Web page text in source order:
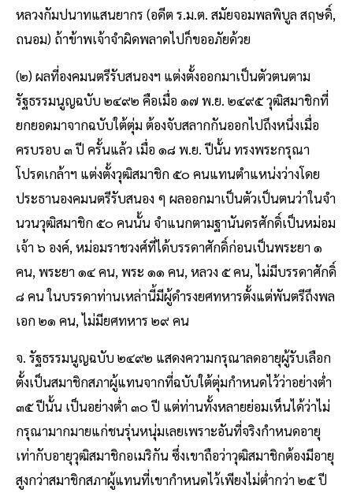
หลวงกัมปนาทแสนยากร (อดีต ร.ม.ต. สมัยจอมพลพิบูล สฤษดิ์,
ถนอม) ถ้าข้าพเจ้าจําผิดพลาดไปก็ขออภัยด้วย
(๒) ผลที่องคมนตรีรับสนองฯ แต่งตั้งออกมาเป็นตัวตนตาม
รัฐธรรมนูญฉบับ ๒๔๙๒ คือเมื่อ ๑๗ พ.ย. ๒๔๙๕ วุฒิสมาชิกที่
ยกยอดมาจากฉบับใต้ตุ่ม ต้องจับสลากกันออกไปถึงหนึ่งเมื่อ
ครบรอบ ๓ ปี ครั้นแล้ว เมื่อ ๑๘ พ.ย. ปีนั้น ทรงพระกรุณา
โปรดเกล้าฯ แต่งตั้งวุฒิสมาชิก ๕๐ คนแทนตําแหน่งว่างโดย
ประธานองคมนตรีรับสนอง ๆ ผลออกมาเป็นตัวเป็นตนว่าในจํา
นวนวุฒิสมาชิก ๕๐ คนนั้น จําแนกตามฐานันดรศักดิ์เป็นหม่อม
เจ้า ๖ องค์, หม่อมราชวงศ์ที่ได้บรรดาศักดิ์ก่อนเป็นพระยา ๑
คน, พระยา ๑๔ คน, พระ ๑๑ คน, หลวง ๕ คน, ไม่มีบรรดาศักดิ์
๘ คน ในบรรดาท่านเหล่านี้มีผู้ดํารงยศทหารตั้งแต่พันตรีถึงพล
เอก ๒๑ คน, ไม่มียศทหาร ๒๙ คน
จ. รัฐธรรมนูญฉบับ ๒๔๙๒ แสดงความกรุณาลดอายุผู้รับเลือก
ตั้งเป็นสมาชิกสภาผู้แทนจากที่ฉบับใต้ตุ่มกําหนดไว้ว่าอย่างต่ํา
๓๕ ปีนั้น เป็นอย่างต่ํา ๓๐ ปี แต่ท่านทั้งหลายย่อมเห็นได้ว่าไม่
กรุณามากมายแก่ชนรุ่นหนุ่มเลยเพราะอันที่จริงกําหนดอายุ
เท่ากับอายุวุฒิสมาชิกอเมริกัน ซึ่งเขาถือว่าวุฒิสมาชิกต้องมีอายุ
สูงกว่าสมาชิกสภาผู้แทนที่เขากําหนดไว้เพียงไม่ต่ํากว่า ๒๕ ปี